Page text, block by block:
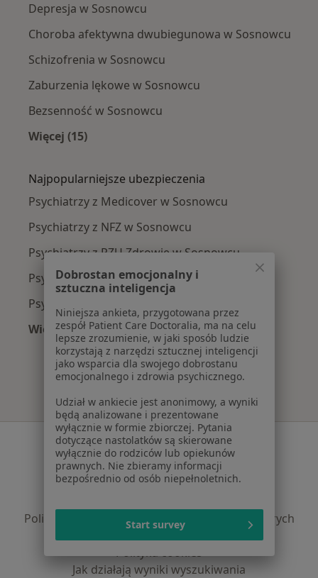
Depresja w Sosnowcu
Choroba afektywna dwubiegunowa w Sosnowcu
Schizofrenia w Sosnowcu
Zaburzenia lękowe w Sosnowcu
Bezsenność w Sosnowcu
Więcej (15)
Najpopularniejsze ubezpieczenia
Psychiatrzy z Medicover w Sosnowcu
Psychiatrzy z NFZ w Sosnowcu
Psychiatrzy z PZU Zdrowie w Sosnowcu
Psychiatrzy z Allianz w Sosnowcu
Psychiatrzy z LUX MED w Sosnowcu
Więcej (4)
Więcej w kategorii: Najpopularniejsze
Serwis
Regulamin
Polityka prywatności pacjentów
Polityka prywatności dla profesjonalistów, których
dane pozyskaliśmy samodzielnie
Polityka cookies
Jak działają wyniki wyszukiwania
Dobrostan emocjonalny i
sztuczna inteligencja
Niniejsza ankieta, przygotowana przez
zespół Patient Care Doctoralia, ma na celu
lepsze zrozumienie, w jaki sposób ludzie
korzystają z narzędzi sztucznej inteligencji
jako wsparcia dla swojego dobrostanu
emocjonalnego i zdrowia psychicznego.
Udział w ankiecie jest anonimowy, a wyniki
będą analizowane i prezentowane
wyłącznie w formie zbiorczej. Pytania
dotyczące nastolatków są skierowane
wyłącznie do rodziców lub opiekunów
prawnych. Nie zbieramy informacji
bezpośrednio od osób niepełnoletnich.
Start survey